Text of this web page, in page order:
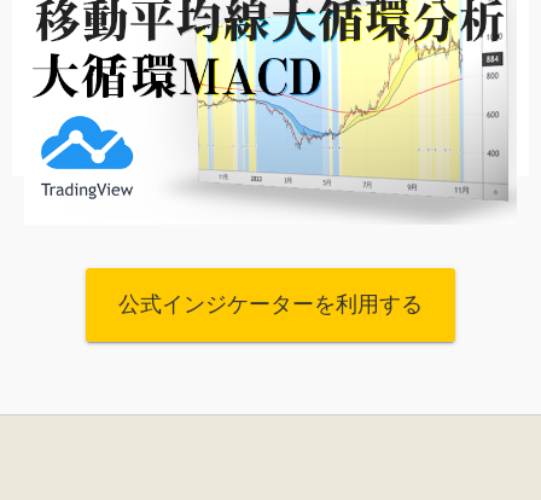
公式インジケーターを利用する